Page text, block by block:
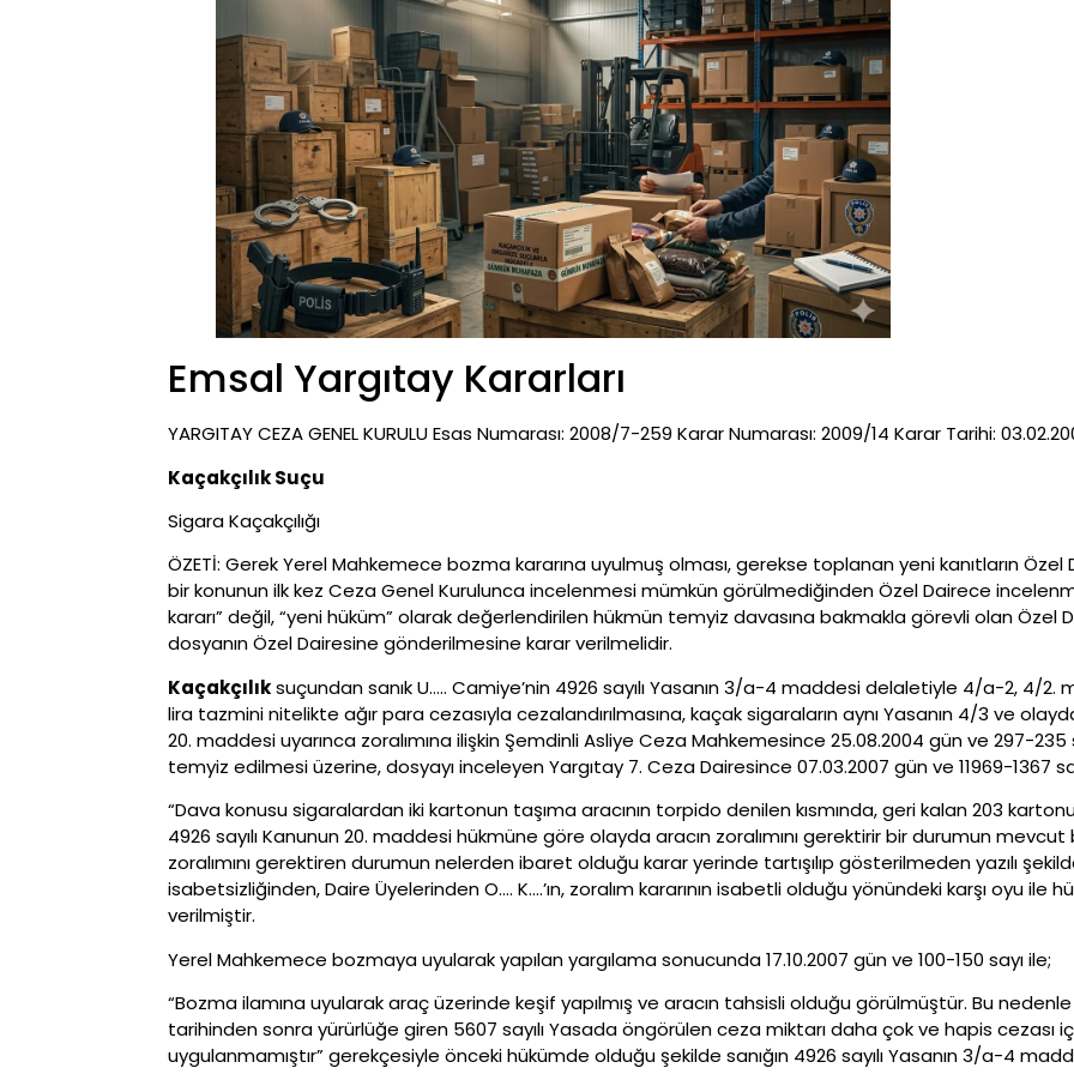
Emsal Yargıtay Kararları
YARGITAY CEZA GENEL KURULU Esas Numarası: 2008/7-259 Karar Numarası: 2009/14 Karar Tarihi:
Kaçakçılık Suçu
Sigara Kaçakçılığı
ÖZETİ: Gerek Yerel Mahkemece bozma kararına uyulmuş olması, gerekse toplanan yeni kanıtların Özel
bir konunun ilk kez Ceza Genel Kurulunca incelenmesi mümkün görülmediğinden Özel Dairece
kararı” değil, “yeni hüküm” olarak değerlendirilen hükmün temyiz davasına bakmakla görevli olan
dosyanın Özel Dairesine gönderilmesine karar verilmelidir.
Kaçakçılıksuçundan sanık U….. Camiye’nin 4926 sayılı Yasanın 3/a-4 maddesi delaletiyle 4/a-2, 4/2.
lira tazmini nitelikte ağır para cezasıyla cezalandırılmasına, kaçak sigaraların aynı Yasanın 4/3 ve
20. maddesi uyarınca zoralımına ilişkin Şemdinli Asliye Ceza Mahkemesince 25.08.2004 gün ve 297-235
temyiz edilmesi üzerine, dosyayı inceleyen Yargıtay 7. Ceza Dairesince 07.03.2007 gün ve 11969-1367
“Dava konusu sigaralardan iki kartonun taşıma aracının torpido denilen kısmında, geri kalan 203
4926 sayılı Kanunun 20. maddesi hükmüne göre olayda aracın zoralımını gerektirir bir durumun
zoralımını gerektiren durumun nelerden ibaret olduğu karar yerinde tartışılıp gösterilmeden yazılı
isabetsizliğinden, Daire Üyelerinden O…. K….’ın, zoralım kararının isabetli olduğu yönündeki karşı oyu ile
verilmiştir.
Yerel Mahkemece bozmaya uyularak yapılan yargılama sonucunda 17.10.2007 gün ve 100-150 sayı ile;
“Bozma ilamına uyularak araç üzerinde keşif yapılmış ve aracın tahsisli olduğu görülmüştür. Bu
tarihinden sonra yürürlüğe giren 5607 sayılı Yasada öngörülen ceza miktarı daha çok ve hapis cezası
uygulanmamıştır” gerekçesiyle önceki hükümde olduğu şekilde sanığın 4926 sayılı Yasanın 3/a-4